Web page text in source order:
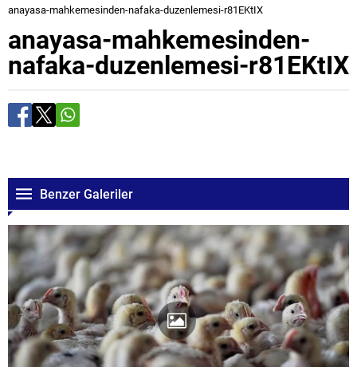
anayasa-mahkemesinden-nafaka-duzenlemesi-r81EKtIX
anayasa-mahkemesinden-
nafaka-duzenlemesi-r81EKtIX
Benzer Galeriler